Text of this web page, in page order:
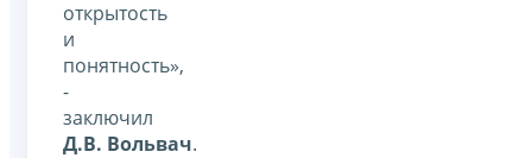
открытость
и
понятность»,
-
заключил
Д.В. Вольвач.